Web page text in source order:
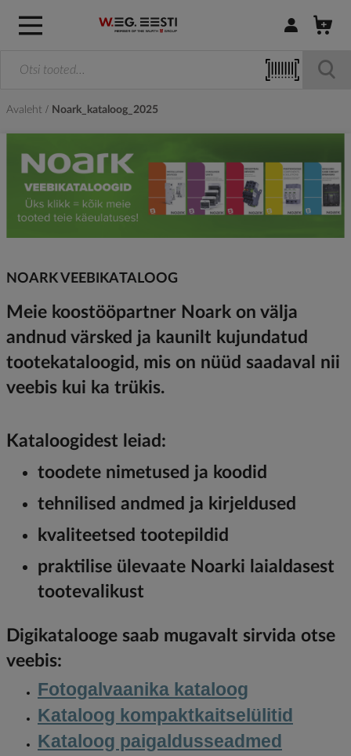
Logi sisse /
Avaleht Noark_kataloog_2025
NOARK VEEBIKATALOOG
Meie koostööpartner Noark on välja
andnud värsked ja kaunilt kujundatud
tootekataloogid, mis on nüüd saadaval nii
veebis kui ka trükis.
Kataloogidest leiad:
toodete nimetused ja koodid
tehnilised andmed ja kirjeldused
kvaliteetsed tootepildid
praktilise ülevaate Noarki laialdasest
tootevalikust
Digikatalooge saab mugavalt sirvida otse
veebis:
Fotogalvaanika kataloog
Kataloog kompaktkaitselülitid
Kataloog paigaldusseadmed